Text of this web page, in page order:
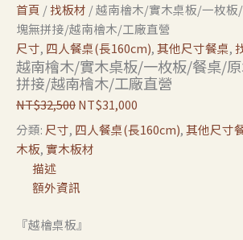
首頁 /找板材 / 越南檜木/實木桌板/一枚
塊無拼接/越南檜木/工廠直營
尺寸, 四人餐桌(長160cm),其他尺寸餐桌,
越南檜木/實木桌板/一枚板/餐桌/
拼接/越南檜木/工廠直營
NT$32,500NT$31,000
分類: 尺寸, 四人餐桌(長160cm),其他尺寸
木板,實木板材
描述
額外資訊
『越檜桌板』